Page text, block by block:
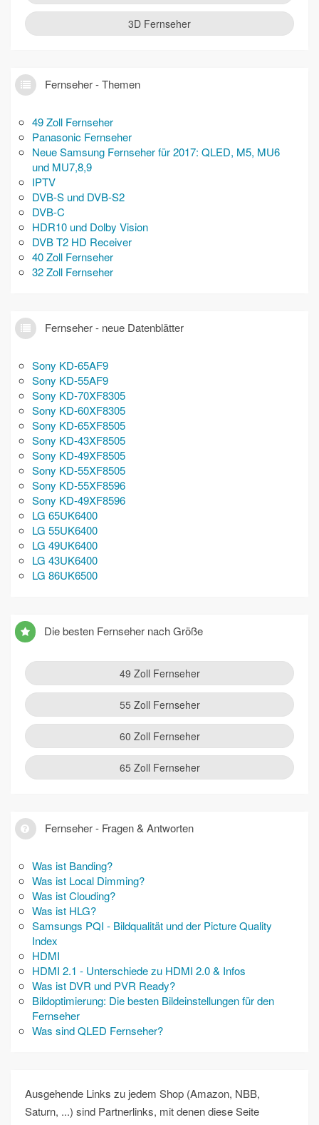
3D Fernseher
Fernseher - Themen
49 Zoll Fernseher
Panasonic Fernseher
Neue Samsung Fernseher für 2017: QLED, M5, MU6
und MU7,8,9
IPTV
DVB-S und DVB-S2
DVB-C
HDR10 und Dolby Vision
DVB T2 HD Receiver
40 Zoll Fernseher
32 Zoll Fernseher
Fernseher - neue Datenblätter
Sony KD-65AF9
Sony KD-55AF9
Sony KD-70XF8305
Sony KD-60XF8305
Sony KD-65XF8505
Sony KD-43XF8505
Sony KD-49XF8505
Sony KD-55XF8505
Sony KD-55XF8596
Sony KD-49XF8596
LG 65UK6400
LG 55UK6400
LG 49UK6400
LG 43UK6400
LG 86UK6500
Die besten Fernseher nach Größe
49 Zoll Fernseher
55 Zoll Fernseher
60 Zoll Fernseher
65 Zoll Fernseher
Fernseher - Fragen & Antworten
Was ist Banding?
Was ist Local Dimming?
Was ist Clouding?
Was ist HLG?
Samsungs PQI - Bildqualität und der Picture Quality
Index
HDMI
HDMI 2.1 - Unterschiede zu HDMI 2.0 & Infos
Was ist DVR und PVR Ready?
Bildoptimierung: Die besten Bildeinstellungen für den
Fernseher
Was sind QLED Fernseher?
Ausgehende Links zu jedem Shop (Amazon, NBB,
Saturn, ...) sind Partnerlinks, mit denen diese Seite